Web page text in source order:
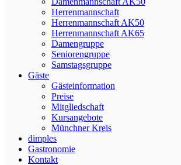
Herrenmannschaft
Herrenmannschaft AK50
Herrenmannschaft AK65
Damengruppe
Seniorengruppe
Samstagsgruppe
Gäste
Gästeinformation
Preise
Mitgliedschaft
Kursangebote
Münchner Kreis
dimples
Gastronomie
Kontakt